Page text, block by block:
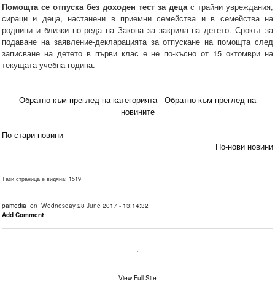
Помощта се отпуска без доходен тест за децас трайни увреждания,
сираци и деца, настанени в приемни семейства и в семейства на
роднини и близки по реда на Закона за закрила на детето. Срокът за
подаване на заявление-декларацията за отпускане на помощта след
записване на детето в първи клас е не по-късно от 15 октомври на
текущата учебна година.
Обратно към преглед на категорията
Обратно към преглед на
новините
По-стари новини
По-нови новини
Тази страница е видяна: 1519
pamedia on Wednesday 28 June 2017 - 13:14:32
Add Comment
.
View Full Site